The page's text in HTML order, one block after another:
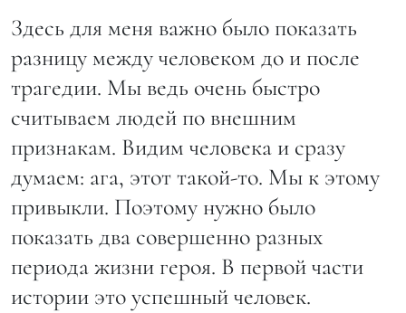
Здесь для меня важно было показать
разницу между человеком до и после
трагедии. Мы ведь очень быстро
считываем людей по внешним
признакам. Видим человека и сразу
думаем: ага, этот такой-то. Мы к этому
привыкли. Поэтому нужно было
показать два совершенно разных
периода жизни героя. В первой части
истории это успешный человек.